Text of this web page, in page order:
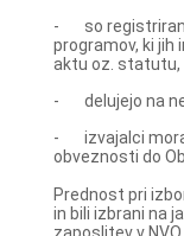
- so registrirani
programov, ki jih
aktu oz. statutu,
- delujejo na
- izvajalci
obveznosti do
Prednost pri
in bili izbrani na
zaposlitev v